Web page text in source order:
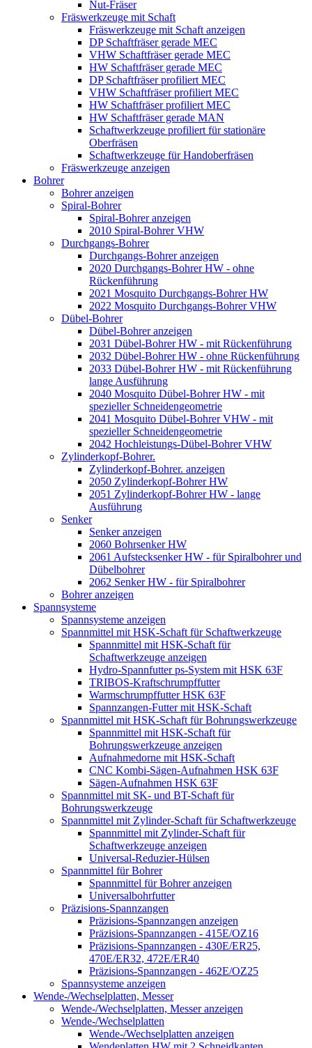
Nut-Fräser
Fräswerkzeuge mit Schaft
Fräswerkzeuge mit Schaft anzeigen
DP Schaftfräser gerade MEC
VHW Schaftfräser gerade MEC
HW Schaftfräser gerade MEC
DP Schaftfräser profiliert MEC
VHW Schaftfräser profiliert MEC
HW Schaftfräser profiliert MEC
HW Schaftfräser gerade MAN
Schaftwerkzeuge profiliert für stationäre
Oberfräsen
Schaftwerkzeuge für Handoberfräsen
Fräswerkzeuge anzeigen
Bohrer
Bohrer anzeigen
Spiral-Bohrer
Spiral-Bohrer anzeigen
2010 Spiral-Bohrer VHW
Durchgangs-Bohrer
Durchgangs-Bohrer anzeigen
2020 Durchgangs-Bohrer HW - ohne
Rückenführung
2021 Mosquito Durchgangs-Bohrer HW
2022 Mosquito Durchgangs-Bohrer VHW
Dübel-Bohrer
Dübel-Bohrer anzeigen
2031 Dübel-Bohrer HW - mit Rückenführung
2032 Dübel-Bohrer HW - ohne Rückenführung
2033 Dübel-Bohrer HW - mit Rückenführung
lange Ausführung
2040 Mosquito Dübel-Bohrer HW - mit
spezieller Schneidengeometrie
2041 Mosquito Dübel-Bohrer VHW - mit
spezieller Schneidengeometrie
2042 Hochleistungs-Dübel-Bohrer VHW
Zylinderkopf-Bohrer.
Zylinderkopf-Bohrer. anzeigen
2050 Zylinderkopf-Bohrer HW
2051 Zylinderkopf-Bohrer HW - lange
Ausführung
Senker
Senker anzeigen
2060 Bohrsenker HW
2061 Aufstecksenker HW - für Spiralbohrer und
Dübelbohrer
2062 Senker HW - für Spiralbohrer
Bohrer anzeigen
Spannsysteme
Spannsysteme anzeigen
Spannmittel mit HSK-Schaft für Schaftwerkzeuge
Spannmittel mit HSK-Schaft für
Schaftwerkzeuge anzeigen
Hydro-Spannfutter ps-System mit HSK 63F
TRIBOS-Kraftschrumpffutter
Warmschrumpffutter HSK 63F
Spannzangen-Futter mit HSK-Schaft
Spannmittel mit HSK-Schaft für Bohrungswerkzeuge
Spannmittel mit HSK-Schaft für
Bohrungswerkzeuge anzeigen
Aufnahmedorne mit HSK-Schaft
CNC Kombi-Sägen-Aufnahmen HSK 63F
Sägen-Aufnahmen HSK 63F
Spannmittel mit SK- und BT-Schaft für
Bohrungswerkzeuge
Spannmittel mit Zylinder-Schaft für Schaftwerkzeuge
Spannmittel mit Zylinder-Schaft für
Schaftwerkzeuge anzeigen
Universal-Reduzier-Hülsen
Spannmittel für Bohrer
Spannmittel für Bohrer anzeigen
Universalbohrfutter
Präzisions-Spannzangen
Präzisions-Spannzangen anzeigen
Präzisions-Spannzangen - 415E/OZ16
Präzisions-Spannzangen - 430E/ER25,
470E/ER32, 472E/ER40
Präzisions-Spannzangen - 462E/OZ25
Spannsysteme anzeigen
Wende-/Wechselplatten, Messer
Wende-/Wechselplatten, Messer anzeigen
Wende-/Wechselplatten
Wende-/Wechselplatten anzeigen